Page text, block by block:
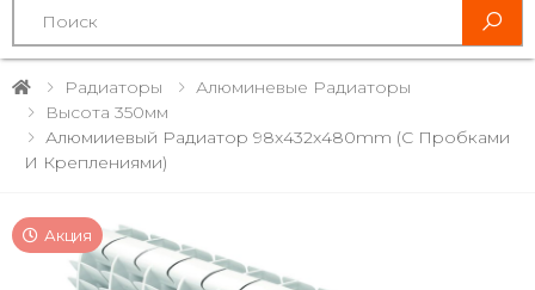
Search
Радиаторы
Алюминевые Радиаторы
Высота 350мм
Алюмииевый Радиатор 98x432x480mm (с Пробками
И Креплениями)
Акция